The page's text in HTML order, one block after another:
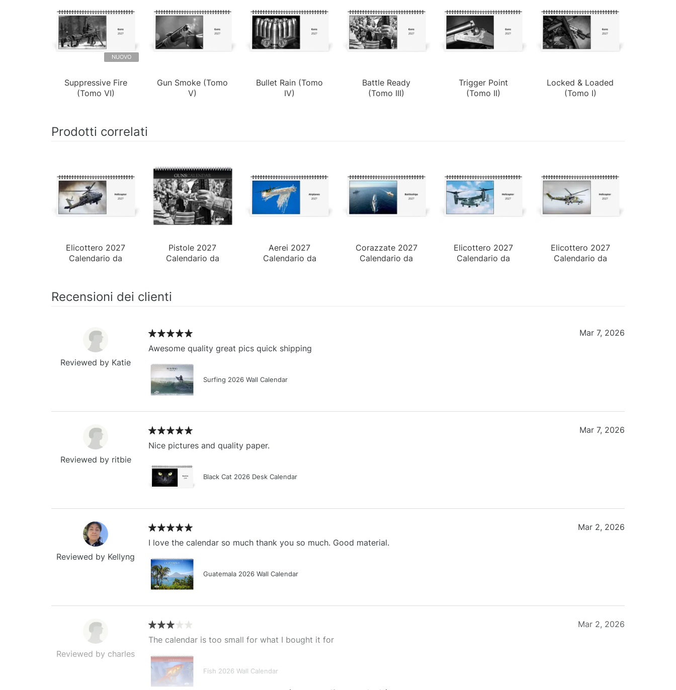
NUOVO
Suppressive Fire
(Tomo VI)
Gun Smoke (Tomo
V)
Bullet Rain (Tomo
IV)
Battle Ready
(Tomo III)
Trigger Point
(Tomo II)
Locked & Loaded
(Tomo I)
Prodotti correlati
Elicottero 2027
Calendario da
Pistole 2027
Calendario da
Aerei 2027
Calendario da
Corazzate 2027
Calendario da
Elicottero 2027
Calendario da
Elicottero 2027
Calendario da
Recensioni dei clienti
Reviewed by Katie
Awesome quality great pics quick shipping
Surfing 2026 Wall Calendar
Mar 7, 2026
Reviewed by ritbie
Nice pictures and quality paper.
Black Cat 2026 Desk Calendar
Mar 7, 2026
Reviewed by Kellyng
I love the calendar so much thank you so much. Good material.
Guatemala 2026 Wall Calendar
Mar 2, 2026
Reviewed by charles
The calendar is too small for what I bought it for
Fish 2026 Wall Calendar
Mar 2, 2026